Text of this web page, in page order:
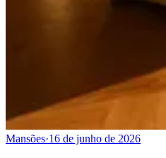
Mansões·16 de junho de 2026